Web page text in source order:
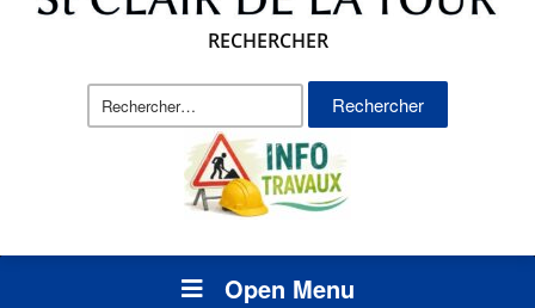
RECHERCHER
Rechercher :
Open Menu